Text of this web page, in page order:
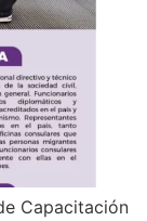
Capacitación